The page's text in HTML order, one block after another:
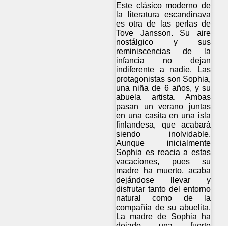
Este clásico moderno de
la literatura escandinava
es otra de las perlas de
Tove Jansson. Su aire
nostálgico y sus
reminiscencias de la
infancia no dejan
indiferente a nadie. Las
protagonistas son Sophia,
una niña de 6 años, y su
abuela artista. Ambas
pasan un verano juntas
en una casita en una isla
finlandesa, que acabará
siendo inolvidable.
Aunque inicialmente
Sophia es reacia a estas
vacaciones, pues su
madre ha muerto, acaba
dejándose llevar y
disfrutar tanto del entorno
natural como de la
compañía de su abuelita.
La madre de Sophia ha